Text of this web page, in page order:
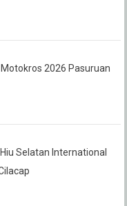
2026 Pasuruan
Selatan International